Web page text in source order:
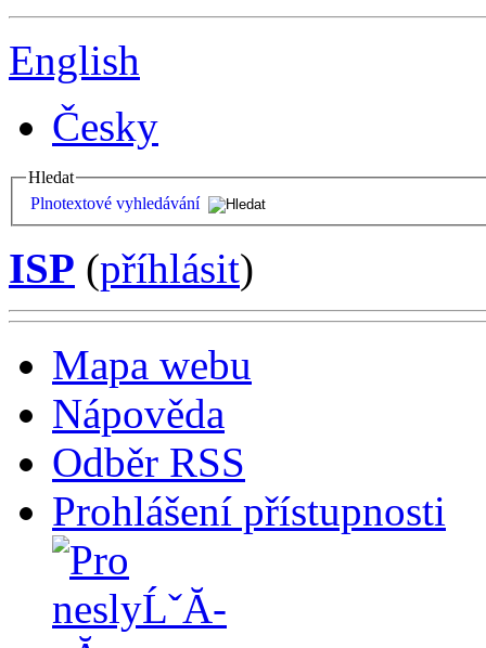
English
Česky
Hledat
Plnotextové vyhledávání
ISP (příhlásit)
Mapa webu
Nápověda
Odběr RSS
Prohlášení přístupnosti